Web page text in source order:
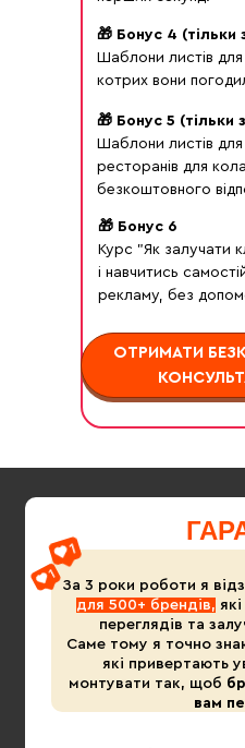
🎁 Бонус 4 (тільки
Шаблони листів для
котрих вони
🎁 Бонус 5 (тільки
Шаблони листів
ресторанів для
безкоштовного
🎁 Бонус 6
Курс "Як залучати
і навчитись
рекламу, без
ОТРИМАТИ
За 3 роки роботи я
для 500+ брендів,
переглядів та
Саме тому я точно
які привертають
монтувати так, щоб
вам